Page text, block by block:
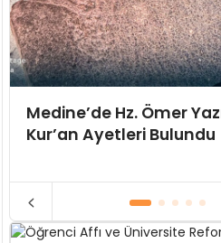
Medine’de Hz. Ömer
Kur’an Ayetleri Bulundu